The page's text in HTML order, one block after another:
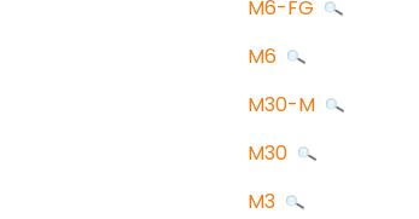
M6-FG
M6
M30-M
M30
M3